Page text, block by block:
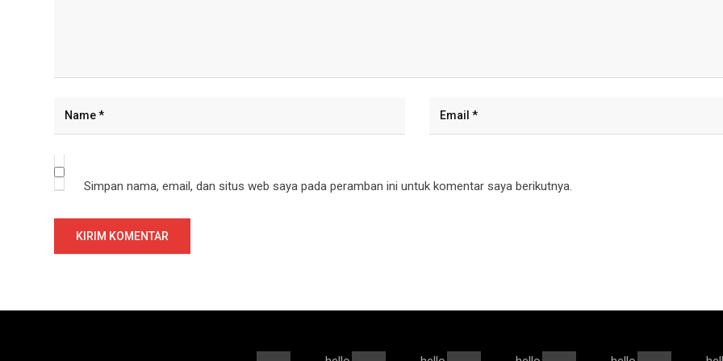
Simpan nama, email, dan situs web saya pada peramban ini untuk komentar saya berikutnya.